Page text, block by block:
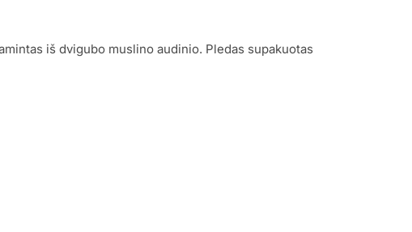
iš dvigubo muslino audinio. Pledas supakuotas